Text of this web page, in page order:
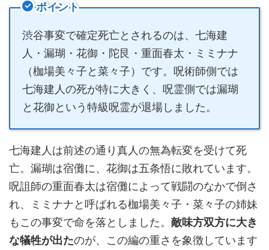
ポイント
渋谷事変で確定死亡とされるのは、七海建
人・漏瑚・花御・陀艮・重面春太・ミミナナ
（枷場美々子と菜々子）です。呪術師側では
七海建人の死が特に大きく、呪霊側では漏瑚
と花御という特級呪霊が退場しました。
七海建人は前述の通り真人の無為転変を受けて死
亡。漏瑚は宿儺に、花御は五条悟に敗れています。
呪詛師の重面春太は宿儺によって戦闘のなかで倒さ
れ、ミミナナと呼ばれる枷場美々子・菜々子の姉妹
もこの事変で命を落としました。 敵味方双方に大き
な犠牲が出たのが、この編の重さを象徴しています